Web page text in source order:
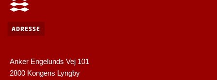
ADRESSE
Anker Engelunds Vej 101
2800 Kongens Lyngby